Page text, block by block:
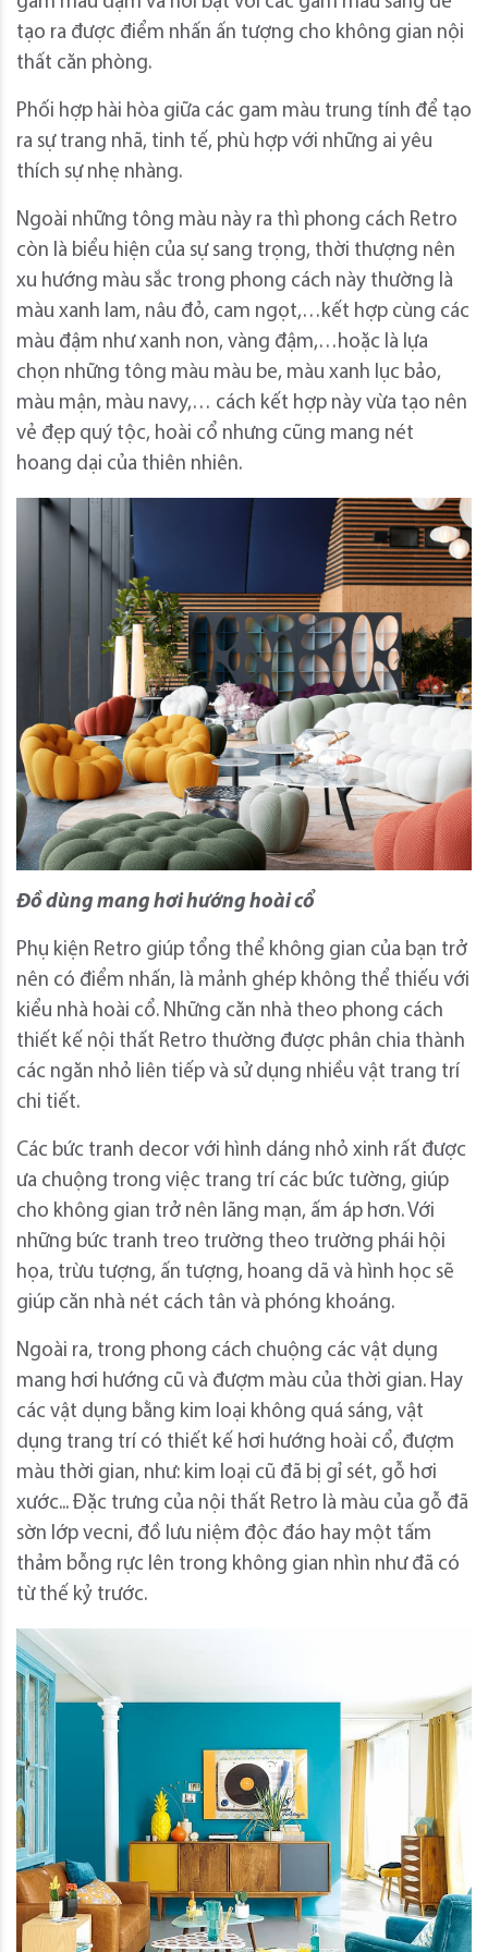
tạo ra được điểm nhấn ấn tượng cho không gian nội
thất căn phòng.
Phối hợp hài hòa giữa các gam màu trung tính để tạo
ra sự trang nhã, tinh tế, phù hợp với những ai yêu
thích sự nhẹ nhàng.
Ngoài những tông màu này ra thì phong cách Retro
còn là biểu hiện của sự sang trọng, thời thượng nên
xu hướng màu sắc trong phong cách này thường là
màu xanh lam, nâu đỏ, cam ngọt,…kết hợp cùng các
màu đậm như xanh non, vàng đậm,…hoặc là lựa
chọn những tông màu màu be, màu xanh lục bảo,
màu mận, màu navy,… cách kết hợp này vừa tạo nên
vẻ đẹp quý tộc, hoài cổ nhưng cũng mang nét
hoang dại của thiên nhiên.
Đồ dùng mang hơi hướng hoài cổ
Phụ kiện Retro giúp tổng thể không gian của bạn trở
nên có điểm nhấn, là mảnh ghép không thể thiếu với
kiểu nhà hoài cổ. Những căn nhà theo phong cách
thiết kế nội thất Retro thường được phân chia thành
các ngăn nhỏ liên tiếp và sử dụng nhiều vật trang trí
chi tiết.
Các bức tranh decor với hình dáng nhỏ xinh rất được
ưa chuộng trong việc trang trí các bức tường, giúp
cho không gian trở nên lãng mạn, ấm áp hơn. Với
những bức tranh treo trường theo trường phái hội
họa, trừu tượng, ấn tượng, hoang dã và hình học sẽ
giúp căn nhà nét cách tân và phóng khoáng.
Ngoài ra, trong phong cách chuộng các vật dụng
mang hơi hướng cũ và đượm màu của thời gian. Hay
các vật dụng bằng kim loại không quá sáng, vật
dụng trang trí có thiết kế hơi hướng hoài cổ, đượm
màu thời gian, như: kim loại cũ đã bị gỉ sét, gỗ hơi
xước... Đặc trưng của nội thất Retro là màu của gỗ đã
sờn lớp vecni, đồ lưu niệm độc đáo hay một tấm
thảm bỗng rực lên trong không gian nhìn như đã có
từ thế kỷ trước.